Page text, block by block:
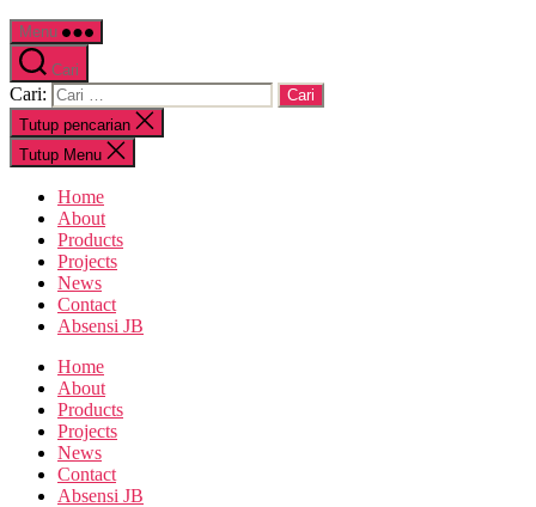
Menu
Cari
Cari:
Tutup pencarian
Tutup Menu
Home
About
Products
Projects
News
Contact
Absensi JB
Home
About
Products
Projects
News
Contact
Absensi JB